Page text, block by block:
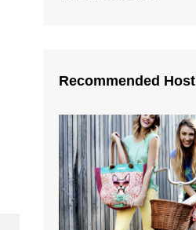
Recommended Host